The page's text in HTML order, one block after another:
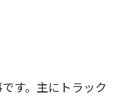
す。主にトラック